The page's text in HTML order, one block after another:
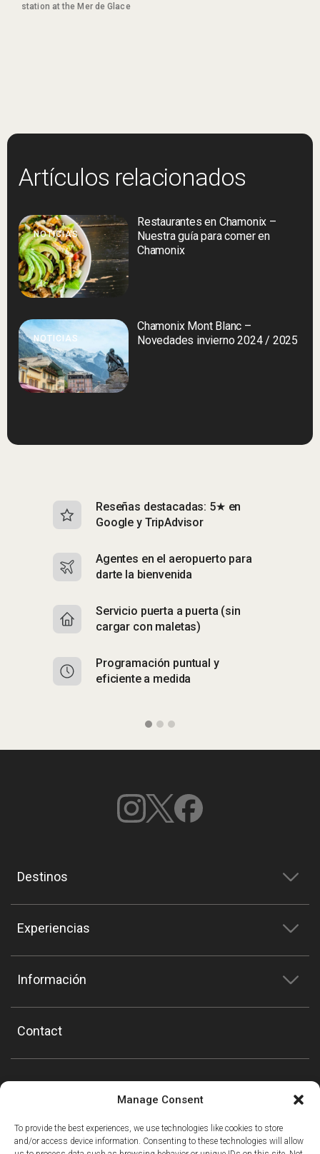
Manage Consent
To provide the best experiences, we use technologies like cookies to store
and/or access device information. Consenting to these technologies will allow
station at the Mer de Glace
Artículos relacionados
NOTICIAS
Restaurantes en Chamonix –
Nuestra guía para comer en
Chamonix
NOTICIAS
Chamonix Mont Blanc –
Novedades invierno 2024 / 2025
Reseñas destacadas: 5★ en
Google y TripAdvisor
Agentes en el aeropuerto para
darte la bienvenida
Servicio puerta a puerta (sin
cargar con maletas)
Programación puntual y
eficiente a medida
Destinos
Experiencias
Información
Contact